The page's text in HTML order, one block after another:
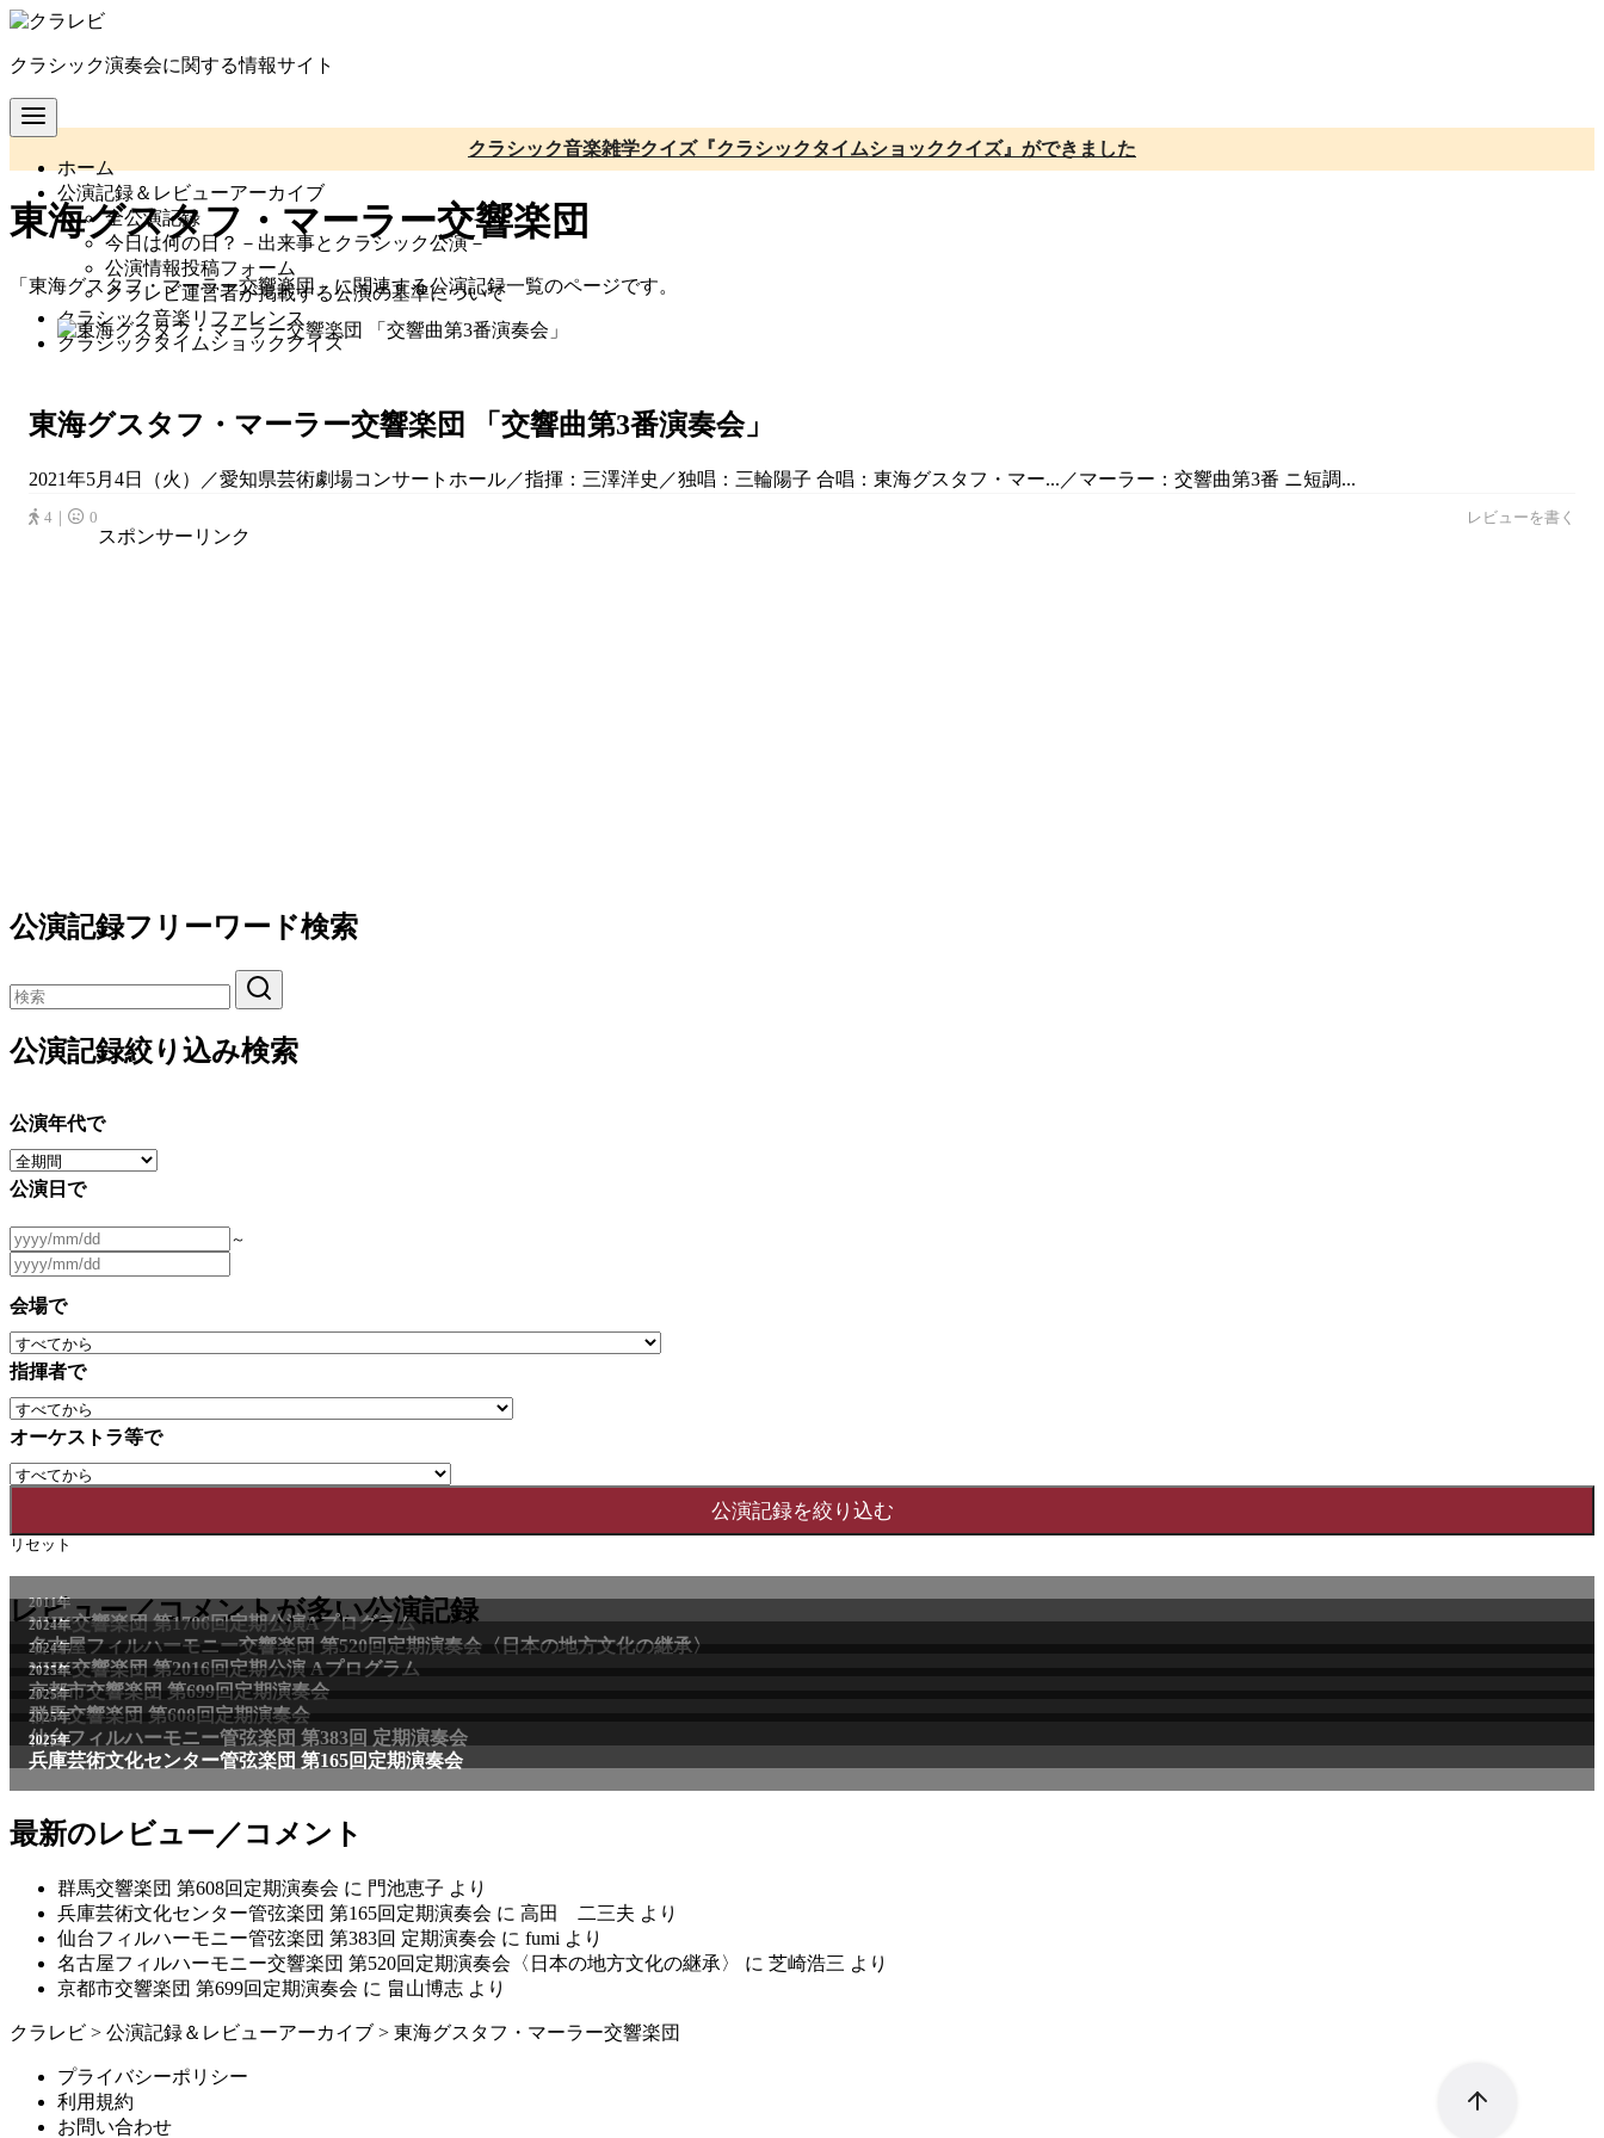
コ
テ
ン
ツ
移
クラシック演奏会に関する情報サイト
ホーム
公演記録＆レビューアーカイブ
全公演記録
今日は何の日？－出来事とクラシック公演－
公演情報投稿フォーム
クラレビ運営者が掲載する公演の基準について
クラシック音楽リファレンス
クラシックタイムショッククイズ
クラシック音楽雑学クイズ『クラシックタイムショッククイズ』ができました
東海グスタフ・マーラー交響楽団
「東海グスタフ・マーラー交響楽団」に関連する公演記録一覧のページです。
東海グスタフ・マーラー交響楽団 「交響曲第3番演奏会」
2021年5月4日（火）／愛知県芸術劇場コンサートホール／指揮：三澤洋史／独唱：三輪陽子 合唱：東海グスタフ・マー...／マーラー：交響曲第3番 ニ短調...
4｜ 0 レビューを書く
スポンサーリンク
公演記録フリーワード検索
公演記録絞り込み検索
公演年代で
公演日で
～
会場で
指揮者で
オーケストラ等で
リセット
レビュー／コメントが多い公演記録
2011年
NHK交響楽団 第1706回定期公演Aプログラム
2024年
名古屋フィルハーモニー交響楽団 第520回定期演奏会〈日本の地方文化の継承〉
2024年
NHK交響楽団 第2016回定期公演 Aプログラム
2025年
京都市交響楽団 第699回定期演奏会
2025年
群馬交響楽団 第608回定期演奏会
2025年
仙台フィルハーモニー管弦楽団 第383回 定期演奏会
2025年
兵庫芸術文化センター管弦楽団 第165回定期演奏会
最新のレビュー／コメント
群馬交響楽団 第608回定期演奏会 に 門池恵子 より
兵庫芸術文化センター管弦楽団 第165回定期演奏会 に 高田 二三夫 より
仙台フィルハーモニー管弦楽団 第383回 定期演奏会 に fumi より
名古屋フィルハーモニー交響楽団 第520回定期演奏会〈日本の地方文化の継承〉
に 芝崎浩三 より
京都市交響楽団 第699回定期演奏会 に 畠山博志 より
クラレビ > 公演記録＆レビューアーカイブ > 東海グスタフ・マーラー交響楽団
プライバシーポリシー
利用規約
お問い合わせ